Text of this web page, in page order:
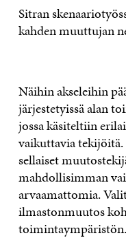
Sitran
kahden muuttujan
Näihin akseleihin
järjestetyissä alan
jossa käsiteltiin
vaikuttavia
sellaiset
mahdollisimman
arvaamattomia.
ilmastonmuutos
toimintaympäristön.